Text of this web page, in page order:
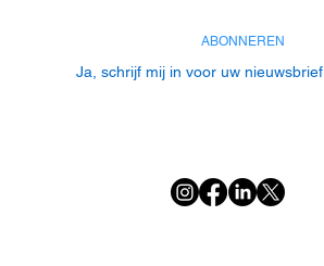
ABONNEREN
Ja, schrijf mij in voor uw nieuwsbrief.